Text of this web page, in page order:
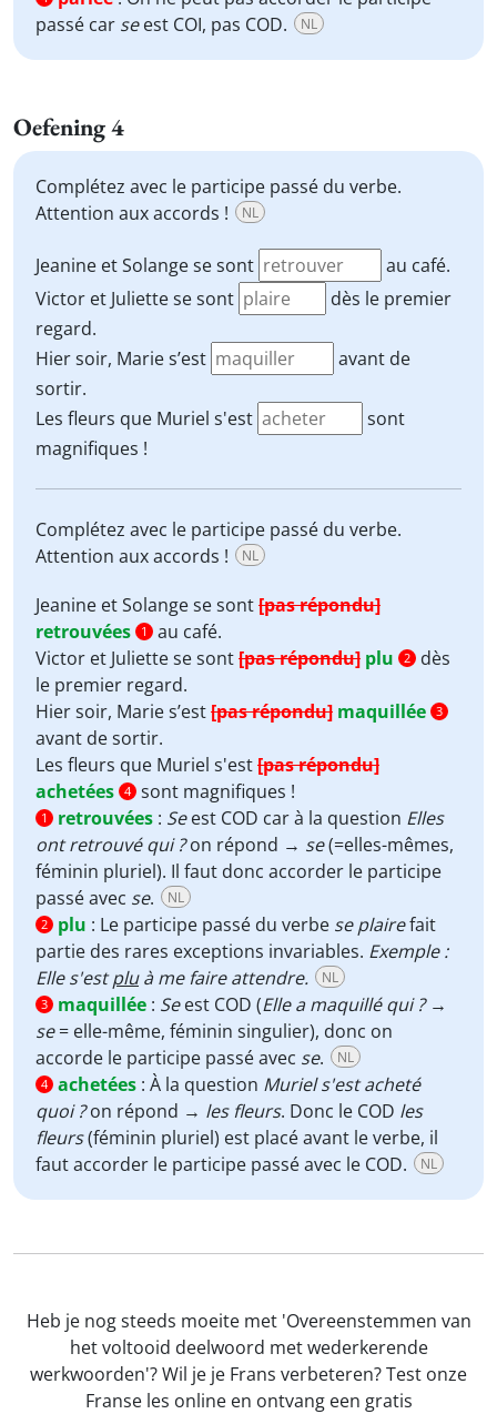
passé car seest COI, pas COD. NL
Oefening 4
Complétez avec le participe passé du verbe.
Attention aux accords !
NL
Jeanine et Solange se sont
au café.
Victor et Juliette se sont
dès le premier
regard.
Hier soir, Marie s’est
avant de
sortir.
Les fleurs que Muriel s'est
sont
magnifiques !
Complétez avec le participe passé du verbe.
Attention aux accords !
NL
Jeanine et Solange se sont[pas répondu]
retrouvées
1
au café.
Victor et Juliette se sont[pas répondu] plu 2
dès
le premier regard.
Hier soir, Marie s’est[pas répondu] maquillée 3
avant de sortir.
Les fleurs que Muriel s'est[pas répondu]
achetées 4 sont magnifiques !
1 retrouvées : Seest COD car à la question Elles
ont retrouvé qui ?on répond → se(=elles-mêmes,
féminin pluriel). Il faut donc accorder le participe
passé avec se. NL
2 plu : Le participe passé du verbe se plairefait
partie des rares exceptions invariables. Exemple :
Elle s'estpluà me faire attendre. NL
3 maquillée : Seest COD (Elle a maquillé qui ? →
se= elle-même, féminin singulier), donc on
accorde le participe passé avec se. NL
4 achetées : À la question Muriel s'est acheté
quoi ?on répond → les fleurs. Donc le COD les
fleurs(féminin pluriel) est placé avant le verbe, il
faut accorder le participe passé avec le COD.
NL
Heb je nog steeds moeite met 'Overeenstemmen van
het voltooid deelwoord met wederkerende
werkwoorden'? Wil je je Frans verbeteren? Test onze
Franse les online en ontvang een gratis